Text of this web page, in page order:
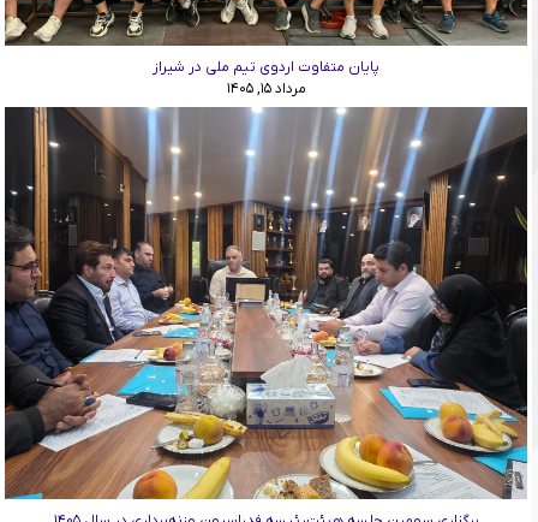
پایان متفاوت اردوی تیم ملی در شیراز
مرداد ۱۵, ۱۴۰۵